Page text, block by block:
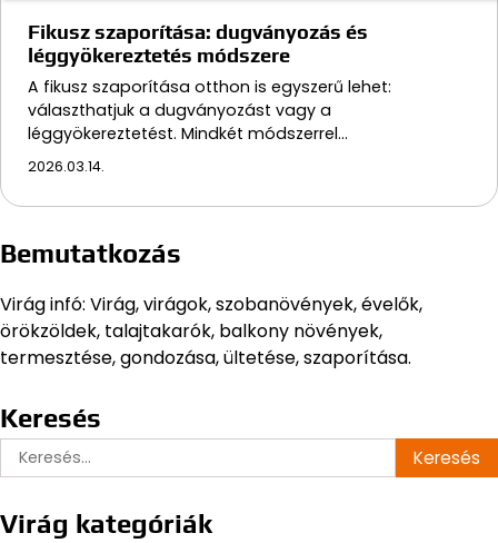
Fikusz szaporítása: dugványozás és
léggyökereztetés módszere
A fikusz szaporítása otthon is egyszerű lehet:
választhatjuk a dugványozást vagy a
léggyökereztetést. Mindkét módszerrel…
2026.03.14.
Bemutatkozás
Virág infó: Virág, virágok, szobanövények, évelők,
örökzöldek, talajtakarók, balkony növények,
termesztése, gondozása, ültetése, szaporítása.
Keresés
Keresés:
Virág kategóriák